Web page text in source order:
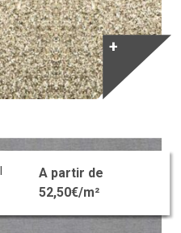
+
A partir de
52,50€/m²